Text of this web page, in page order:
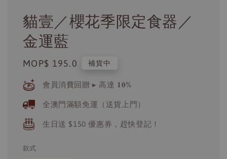
貓壹／櫻花季限定食器／
金運藍
Regular
price
MOP$ 195.0 補貨中
會員消費回贈 ▸ 高達 𝟏𝟎%
全澳門滿額免運（送貨上門）
生日送 $150 優惠券，趕快登記！
款式